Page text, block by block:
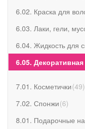
6.02. Краска для
6.03. Лаки, гели,
6.04. Жидкость для
6.05.
7.01. Косметички(49)
7.02. Спонжи(6)
8.01. Подарочные